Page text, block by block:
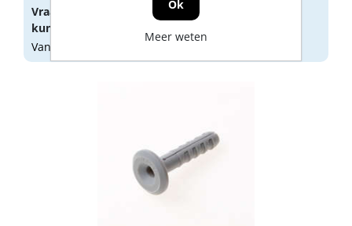
Vraag een
aan oflog in
kunnen zien.
Vandaag besteld, morgen geleverd
Ok
Meer weten